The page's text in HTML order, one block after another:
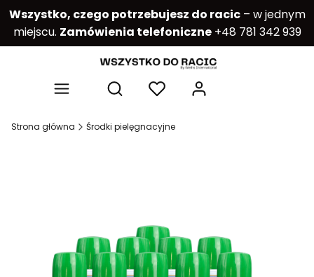
Wszystko, czego potrzebujesz do racic– w jednym
miejscu. Zamówienia telefoniczne+48 781 342 939
Otwórz wyszukiwarkę
Strona główna Środki pielęgnacyjne